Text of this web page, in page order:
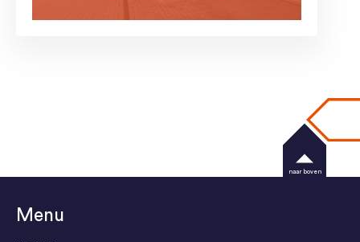
Menu
naar boven